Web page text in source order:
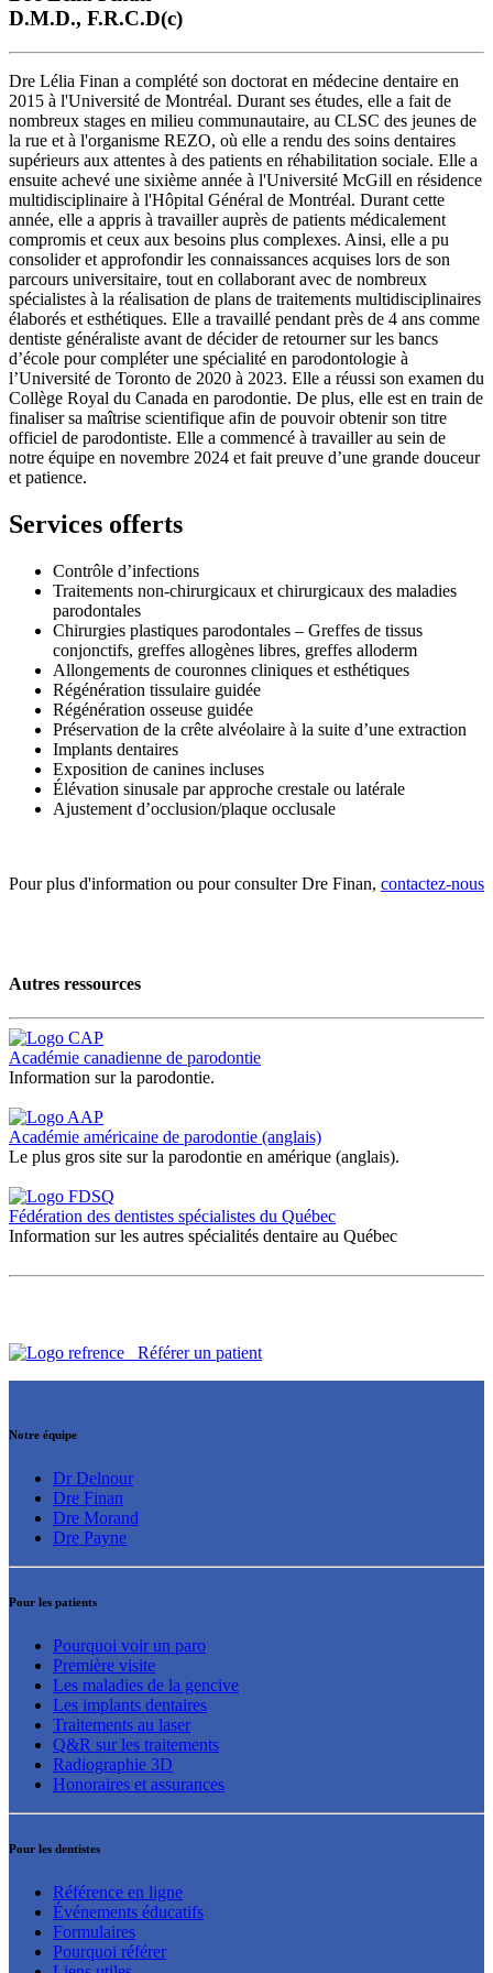
D.M.D., F.R.C.D(c)
Dre Lélia Finan a complété son doctorat en médecine dentaire en
2015 à l'Université de Montréal. Durant ses études, elle a fait de
nombreux stages en milieu communautaire, au CLSC des jeunes de
la rue et à l'organisme REZO, où elle a rendu des soins dentaires
supérieurs aux attentes à des patients en réhabilitation sociale. Elle a
ensuite achevé une sixième année à l'Université McGill en résidence
multidisciplinaire à l'Hôpital Général de Montréal. Durant cette
année, elle a appris à travailler auprès de patients médicalement
compromis et ceux aux besoins plus complexes. Ainsi, elle a pu
consolider et approfondir les connaissances acquises lors de son
parcours universitaire, tout en collaborant avec de nombreux
spécialistes à la réalisation de plans de traitements multidisciplinaires
élaborés et esthétiques. Elle a travaillé pendant près de 4 ans comme
dentiste généraliste avant de décider de retourner sur les bancs
d’école pour compléter une spécialité en parodontologie à
l’Université de Toronto de 2020 à 2023. Elle a réussi son examen du
Collège Royal du Canada en parodontie. De plus, elle est en train de
finaliser sa maîtrise scientifique afin de pouvoir obtenir son titre
officiel de parodontiste. Elle a commencé à travailler au sein de
notre équipe en novembre 2024 et fait preuve d’une grande douceur
et patience.
Services offerts
Contrôle d’infections
Traitements non-chirurgicaux et chirurgicaux des maladies
parodontales
Chirurgies plastiques parodontales – Greffes de tissus
conjonctifs, greffes allogènes libres, greffes alloderm
Allongements de couronnes cliniques et esthétiques
Régénération tissulaire guidée
Régénération osseuse guidée
Préservation de la crête alvéolaire à la suite d’une extraction
Implants dentaires
Exposition de canines incluses
Élévation sinusale par approche crestale ou latérale
Ajustement d’occlusion/plaque occlusale
Pour plus d'information ou pour consulter Dre Finan, contactez-nous
Autres ressources
Académie canadienne de parodontie
Information sur la parodontie.
Académie américaine de parodontie (anglais)
Le plus gros site sur la parodontie en amérique (anglais).
Fédération des dentistes spécialistes du Québec
Information sur les autres spécialités dentaire au Québec
Référer un patient
Notre équipe
Dr Delnour
Dre Finan
Dre Morand
Dre Payne
Pour les patients
Pourquoi voir un paro
Première visite
Les maladies de la gencive
Les implants dentaires
Traitements au laser
Q&R sur les traitements
Radiographie 3D
Honoraires et assurances
Pour les dentistes
Référence en ligne
Événements éducatifs
Formulaires
Pourquoi référer